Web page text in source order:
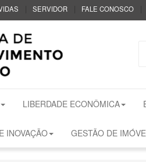
SERVIDOR FALE CONOSCO
LIBERDADE ECONÔMICA
INOVAÇÃO GESTÃO DE